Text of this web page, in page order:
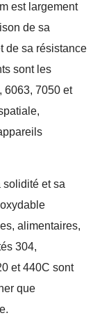
est largement
de sa
de sa résistance
sont les
6063, 7050 et
solidité et sa
alimentaires,
304,
et 440C sont
que